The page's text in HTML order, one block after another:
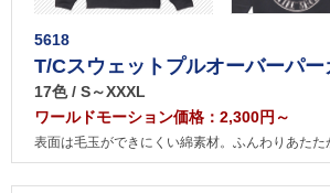
5618
T/Cスウェットプルオーバーパー
17色 / S～XXXL
ワールドモーション価格：2,300円～
表面は毛玉ができにくい綿素材。ふんわりあたた